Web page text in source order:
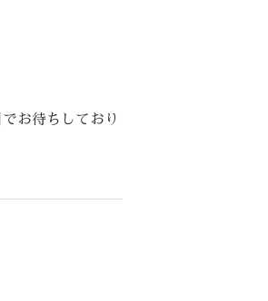
お待ちしており